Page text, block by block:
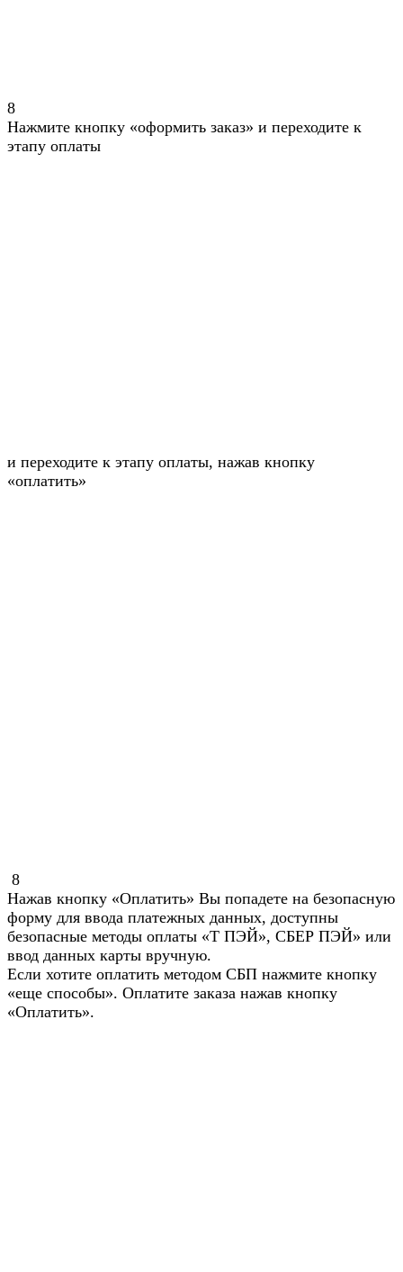
8
Нажмите кнопку «оформить заказ» и переходите к
этапу оплаты
и переходите к этапу оплаты, нажав кнопку
«оплатить»
8
Нажав кнопку «Оплатить» Вы попадете на безопасную
форму для ввода платежных данных, доступны
безопасные методы оплаты «Т ПЭЙ», СБЕР ПЭЙ» или
ввод данных карты вручную.
Если хотите оплатить методом СБП нажмите кнопку
«еще способы». Оплатите заказа нажав кнопку
«Оплатить».